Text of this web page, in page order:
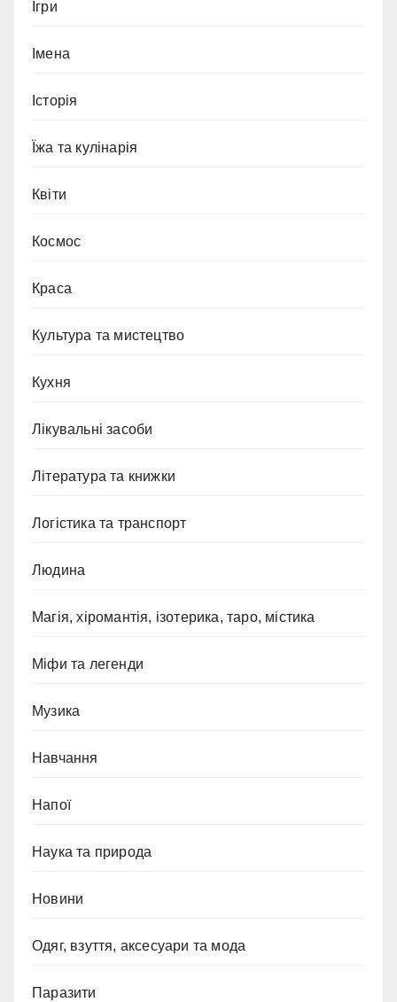
Ігри
Імена
Історія
Їжа та кулінарія
Квіти
Космос
Краса
Культура та мистецтво
Кухня
Лікувальні засоби
Література та книжки
Логістика та транспорт
Людина
Магія, хіромантія, ізотерика, таро, містика
Міфи та легенди
Музика
Навчання
Напої
Наука та природа
Новини
Одяг, взуття, аксесуари та мода
Паразити